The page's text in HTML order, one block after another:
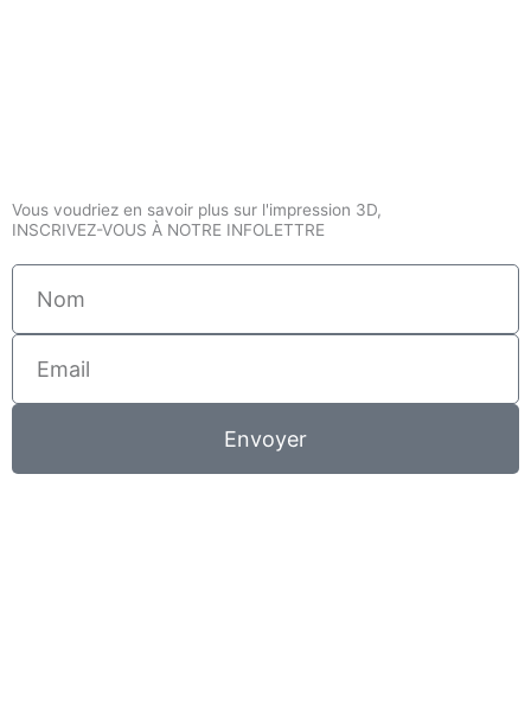
Vous voudriez en savoir plus sur l'impression 3D,
INSCRIVEZ-VOUS À NOTRE INFOLETTRE
Envoyer